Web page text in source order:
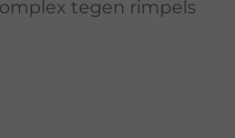
tegen rimpels